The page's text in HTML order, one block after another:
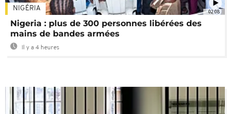
02:08
NIGÉRIA
Nigeria : plus de 300 personnes libérées des
mains de bandes armées
Il y a 4 heures